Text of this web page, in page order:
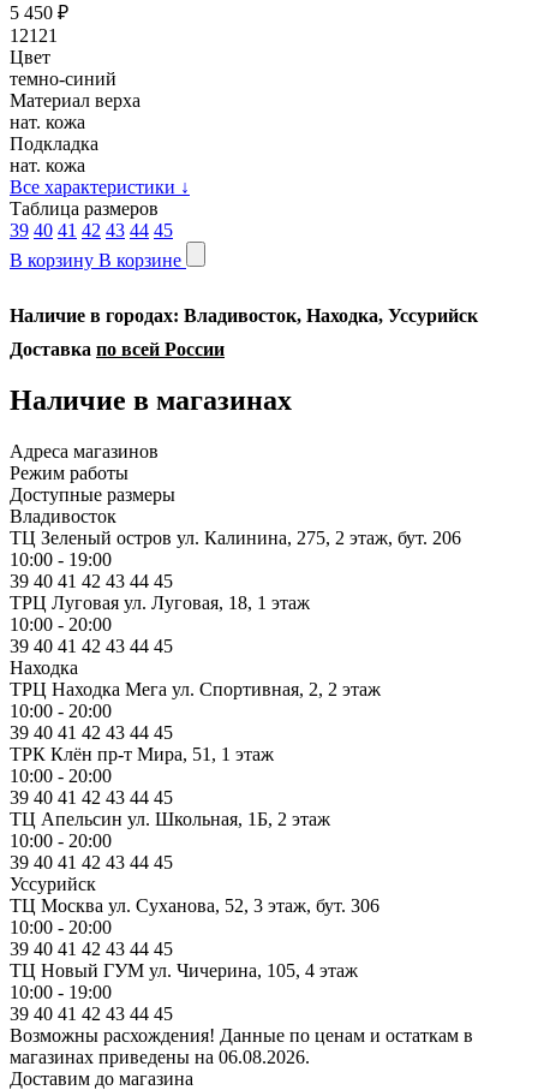
5 450 ₽
12121
Цвет
темно-синий
Материал верха
нат. кожа
Подкладка
нат. кожа
Все характеристики ↓
Таблица размеров
39 40 41 42 43 44 45
В корзину В корзине
Наличие в городах: Владивосток, Находка, Уссурийск
Доставка по всей России
Наличие в магазинах
Адреса магазинов
Режим работы
Доступные размеры
Владивосток
ТЦ Зеленый остров ул. Калинина, 275, 2 этаж, бут. 206
10:00 - 19:00
39 40 41 42 43 44 45
ТРЦ Луговая ул. Луговая, 18, 1 этаж
10:00 - 20:00
39 40 41 42 43 44 45
Находка
ТРЦ Находка Мега ул. Спортивная, 2, 2 этаж
10:00 - 20:00
39 40 41 42 43 44 45
ТРК Клён пр-т Мира, 51, 1 этаж
10:00 - 20:00
39 40 41 42 43 44 45
ТЦ Апельсин ул. Школьная, 1Б, 2 этаж
10:00 - 20:00
39 40 41 42 43 44 45
Уссурийск
ТЦ Москва ул. Суханова, 52, 3 этаж, бут. 306
10:00 - 20:00
39 40 41 42 43 44 45
ТЦ Новый ГУМ ул. Чичерина, 105, 4 этаж
10:00 - 19:00
39 40 41 42 43 44 45
Возможны расхождения! Данные по ценам и остаткам в
магазинах приведены на 06.08.2026.
Доставим до магазина